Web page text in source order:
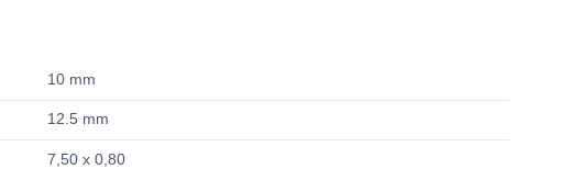
10 mm
12.5 mm
7,50 x 0,80